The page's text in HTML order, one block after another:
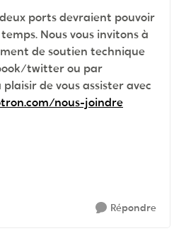
ports devraient pouvoir
Nous vous invitons à
de soutien technique
twitter ou par
de vous assister avec
nous-joindre
Répondre